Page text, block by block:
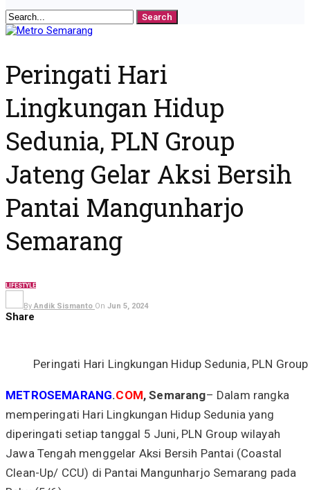
Peringati Hari
Lingkungan Hidup
Sedunia, PLN Group
Jateng Gelar Aksi Bersih
Pantai Mangunharjo
Semarang
LIFESTYLE
By Andik Sismanto On Jun 5, 2024
Share
Peringati Hari Lingkungan Hidup Sedunia, PLN
METROSEMARANG.COM, Semarang– Dalam rangka
memperingati Hari Lingkungan Hidup Sedunia yang
diperingati setiap tanggal 5 Juni, PLN Group wilayah
Jawa Tengah menggelar Aksi Bersih Pantai (Coastal
Clean-Up/ CCU) di Pantai Mangunharjo Semarang pada